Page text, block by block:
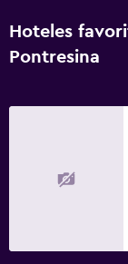
Hoteles
Pontresina